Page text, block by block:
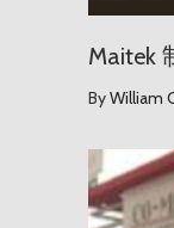
Maitek
ByWilliam